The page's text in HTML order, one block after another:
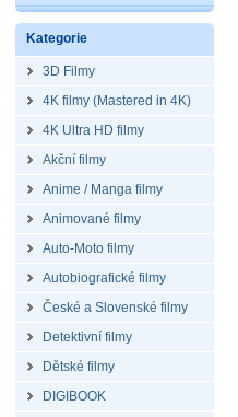
Kategorie
3D Filmy
4K filmy (Mastered in 4K)
4K Ultra HD filmy
Akční filmy
Anime / Manga filmy
Animované filmy
Auto-Moto filmy
Autobiografické filmy
České a Slovenské filmy
Detektivní filmy
Dětské filmy
DIGIBOOK